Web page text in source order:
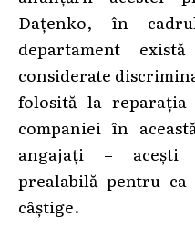
Dațenko, în
departament
considerate
folosită la
companiei în
angajați – acești
prealabilă pentru ca
câștige.